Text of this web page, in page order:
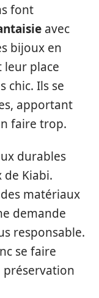
font
avec
bijoux en
leur place
chic. Ils se
apportant
faire trop.
durables
de Kiabi.
matériaux
demande
responsable.
se faire